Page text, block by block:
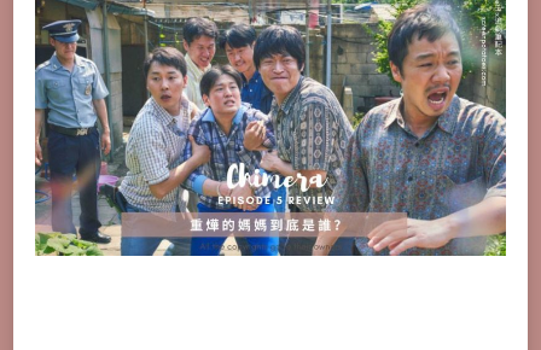
美
拉
第
5
集
劇
情
與
評
價、
解
析
推